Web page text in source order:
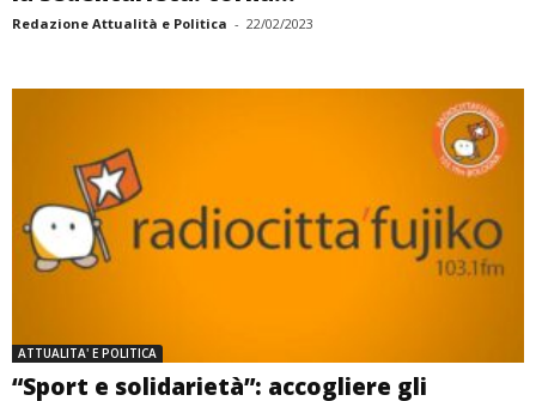
Redazione Attualità e Politica - 22/02/2023
ATTUALITA' E POLITICA
“Sport e solidarietà”: accogliere gli